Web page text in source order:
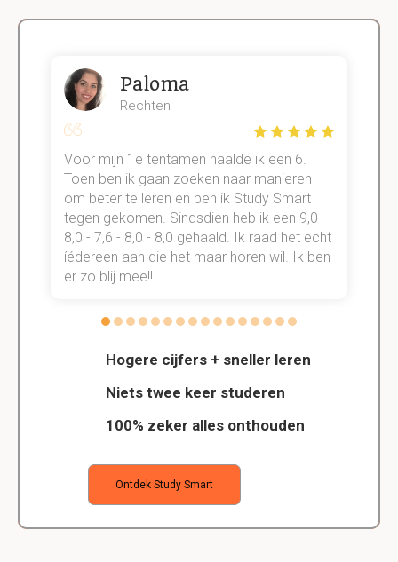
Hogere cijfers + sneller leren
Niets twee keer studeren
100% zeker alles onthouden
Ontdek Study Smart
Paloma
Rechten
Voor mijn 1e tentamen haalde ik een 6.
Toen ben ik gaan zoeken naar manieren
om beter te leren en ben ik Study Smart
tegen gekomen. Sindsdien heb ik een 9,0 -
8,0 - 7,6 - 8,0 - 8,0 gehaald. Ik raad het echt
íédereen aan die het maar horen wil. Ik ben
er zo blij mee!!